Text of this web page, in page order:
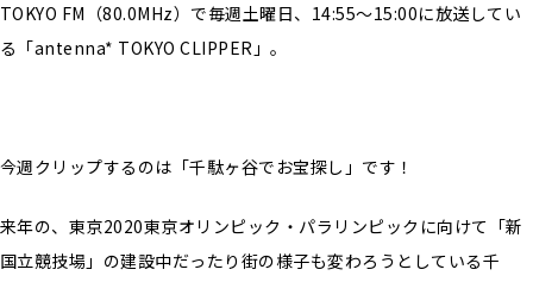
TOKYO FM（80.0MHz）で毎週土曜日、14:55〜15:00に放送してい
る「antenna* TOKYO CLIPPER」。
今週クリップするのは「千駄ヶ谷でお宝探し」です！
来年の、東京2020東京オリンピック・パラリンピックに向けて「新
国立競技場」の建設中だったり街の様子も変わろうとしている千